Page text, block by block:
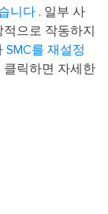
니다 . 일부 사
으로 작동하지
SMC를 재설정
클릭하면 자세한